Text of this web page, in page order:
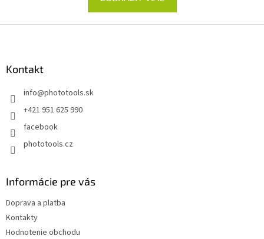
Kontakt
info@phototools.sk
+421 951 625 990
facebook
phototools.cz
Informácie pre vás
Doprava a platba
Kontakty
Hodnotenie obchodu